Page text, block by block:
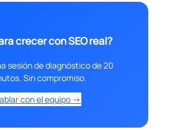
crecer con SEO real?
sesión de diagnóstico de 20
Sin compromiso.
con el equipo →